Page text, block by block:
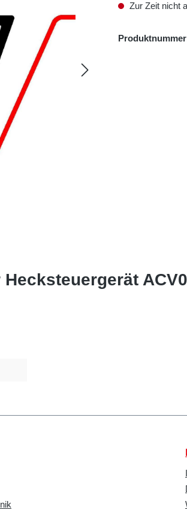
Zur Zeit nicht